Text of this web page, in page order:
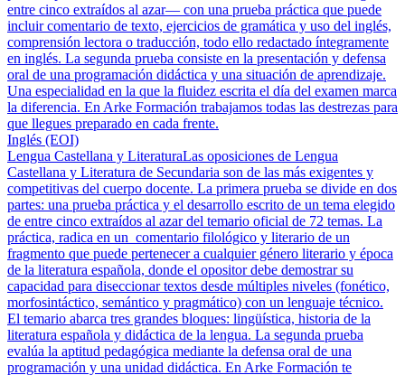
entre cinco extraídos al azar— con una prueba práctica que puede
incluir comentario de texto, ejercicios de gramática y uso del inglés,
comprensión lectora o traducción, todo ello redactado íntegramente
en inglés. La segunda prueba consiste en la presentación y defensa
oral de una programación didáctica y una situación de aprendizaje.
Una especialidad en la que la fluidez escrita el día del examen marca
la diferencia. En Arke Formación trabajamos todas las destrezas para
que llegues preparado en cada frente.
Inglés (EOI)
Lengua Castellana y LiteraturaLas oposiciones de Lengua
Castellana y Literatura de Secundaria son de las más exigentes y
competitivas del cuerpo docente. La primera prueba se divide en dos
partes: una prueba práctica y el desarrollo escrito de un tema elegido
de entre cinco extraídos al azar del temario oficial de 72 temas. La
práctica, radica en un comentario filológico y literario de un
fragmento que puede pertenecer a cualquier género literario y época
de la literatura española, donde el opositor debe demostrar su
capacidad para diseccionar textos desde múltiples niveles (fonético,
morfosintáctico, semántico y pragmático) con un lenguaje técnico.
El temario abarca tres grandes bloques: lingüística, historia de la
literatura española y didáctica de la lengua. La segunda prueba
evalúa la aptitud pedagógica mediante la defensa oral de una
programación y una unidad didáctica. En Arke Formación te